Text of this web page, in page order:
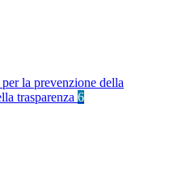
la prevenzione della
trasparenza 6